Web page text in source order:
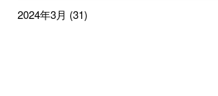
2024年3月 (31)